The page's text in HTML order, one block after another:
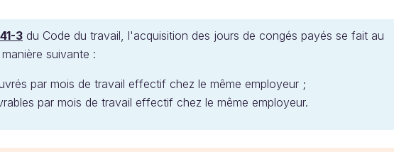
3 du Code du travail, l'acquisition des jours de congés payés se fait au
suivante :
par mois de travail effectif chez le même employeur ;
par mois de travail effectif chez le même employeur.